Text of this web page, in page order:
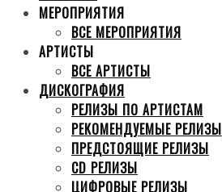
МЕРОПРИЯТИЯ
ВСЕ МЕРОПРИЯТИЯ
АРТИСТЫ
ВСЕ АРТИСТЫ
ДИСКОГРАФИЯ
РЕЛИЗЫ ПО АРТИСТАМ
РЕКОМЕНДУЕМЫЕ РЕЛИЗЫ
ПРЕДСТОЯЩИЕ РЕЛИЗЫ
CD РЕЛИЗЫ
ЦИФРОВЫЕ РЕЛИЗЫ